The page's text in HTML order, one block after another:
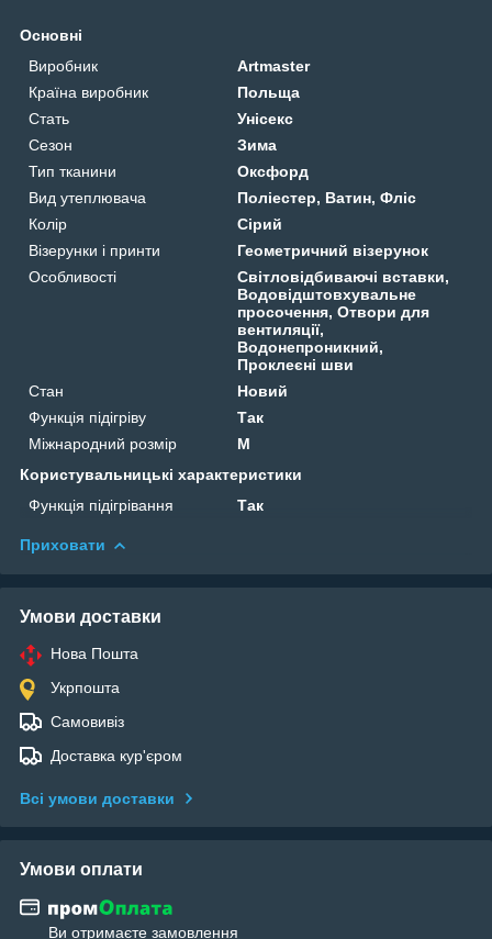
Основні
Виробник
Artmaster
Країна виробник
Польща
Стать
Унісекс
Сезон
Зима
Тип тканини
Оксфорд
Вид утеплювача
Поліестер, Ватин, Фліс
Колір
Сірий
Візерунки і принти
Геометричний візерунок
Особливості
Світловідбиваючі вставки,
Водовідштовхувальне
просочення, Отвори для
вентиляції,
Водонепроникний,
Проклеєні шви
Стан
Новий
Функція підігріву
Так
Міжнародний розмір
M
Користувальницькі характеристики
Функція підігрівання
Так
Приховати
Умови доставки
Нова Пошта
Укрпошта
Самовивіз
Доставка кур'єром
Всі умови доставки
Умови оплати
Ви отримаєте замовлення